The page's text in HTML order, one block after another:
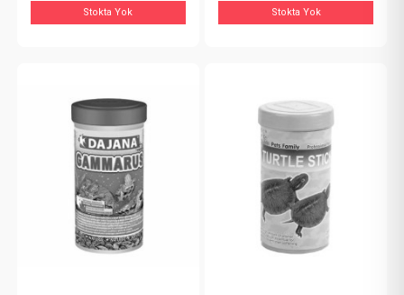
Stokta Yok Stokta Yok